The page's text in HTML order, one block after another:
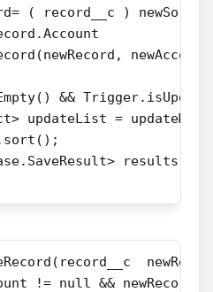
( record__c ) newSo;
&&
updateList =
results =
null && newRecord